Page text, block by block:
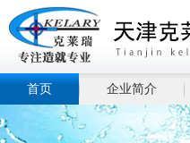
首页 企业简介